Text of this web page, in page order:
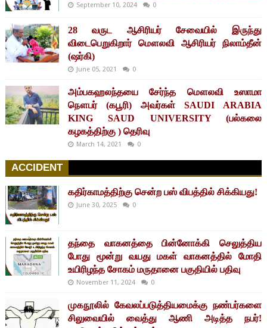
September 10, 2024 0
28 வருட ஆசிரியர் சேவையில் இருந்து
விடைபெறுகிறார் மௌலவி ஆசிரியர் நிலாம்தீன்
(ஷர்கி)
June 05, 2021 0
அம்பகஹலந்தயை சேர்ந்த மௌலவி உஸாமா
நௌபர் (கபூரி) அவர்கள் SAUDI ARABIA
KING SAUD UNIVERSITY (பல்கலை
கழகத்திற்கு ) தெரிவு
March 14, 2021 0
ACCIDENT
கதிர்காமத்திற்கு சென்ற பஸ் விபத்தில் சிக்கியது!
June 30, 2025 0
தந்தை வாகனத்தை பின்னோக்கி செலுத்திய
போது மூன்று வயது மகள் வாகனத்தில் மோதி
உயிரிழந்த சோகம் மருதானை பகுதியில் பதிவு
November 11, 2024 0
முகநூலில் கேவலப்படுத்தியமைக்கு நண்பர்களை
சிலுவையில் வைத்து ஆணி அடித்த நபர்!